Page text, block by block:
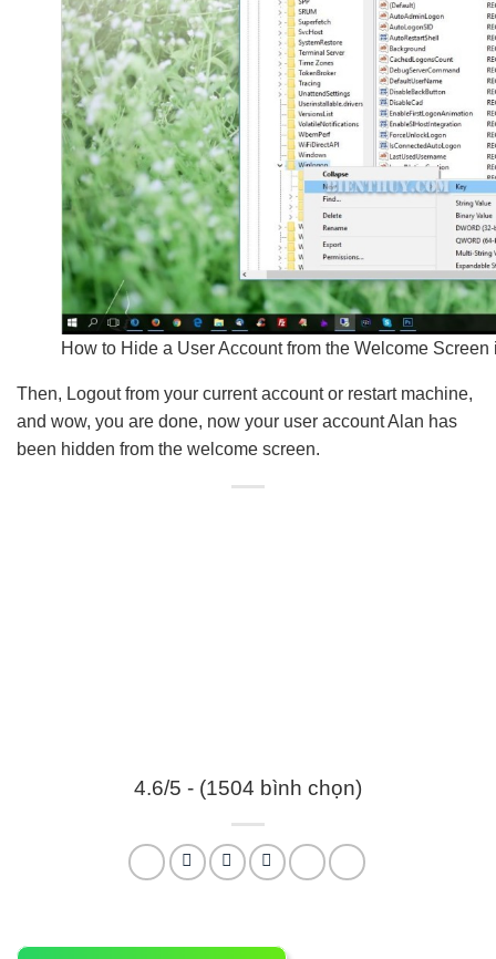
How to Hide a User Account from the Welcome
Then, Logout from your current account or restart machine,
and wow, you are done, now your user account Alan has
been hidden from the welcome screen.
4.6/5 - (1504 bình chọn)